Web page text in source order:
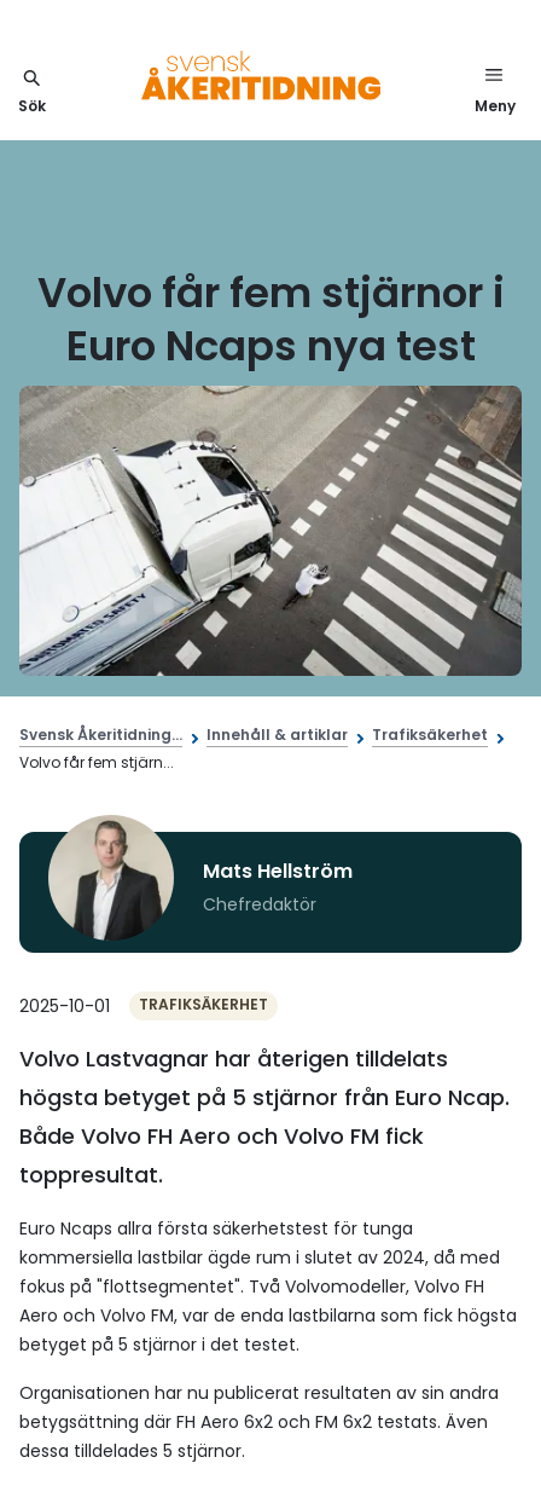
Sök Meny
Volvo får fem stjärnor i
Euro Ncaps nya test
Svensk Åkeritidning... Innehåll & artiklar
Trafiksäkerhet
Volvo får fem stjärn...
Mats Hellström
Chefredaktör
2025-10-01 TRAFIKSÄKERHET
Volvo Lastvagnar har återigen tilldelats
högsta betyget på 5 stjärnor från Euro Ncap.
Både Volvo FH Aero och Volvo FM fick
toppresultat.
Euro Ncaps allra första säkerhetstest för tunga
kommersiella lastbilar ägde rum i slutet av 2024, då med
fokus på "flottsegmentet". Två Volvomodeller, Volvo FH
Aero och Volvo FM, var de enda lastbilarna som fick högsta
betyget på 5 stjärnor i det testet.
Organisationen har nu publicerat resultaten av sin andra
betygsättning där FH Aero 6x2 och FM 6x2 testats. Även
dessa tilldelades 5 stjärnor.